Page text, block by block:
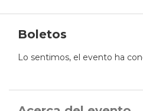
Boletos
Lo sentimos, el evento ha